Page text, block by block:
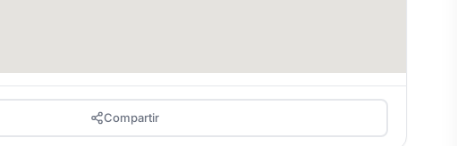
Compartir